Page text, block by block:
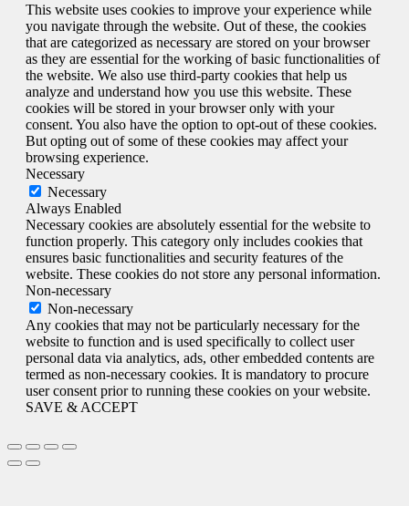
This website uses cookies to improve your experience while
you navigate through the website. Out of these, the cookies
that are categorized as necessary are stored on your browser
as they are essential for the working of basic functionalities of
the website. We also use third-party cookies that help us
analyze and understand how you use this website. These
cookies will be stored in your browser only with your
consent. You also have the option to opt-out of these cookies.
But opting out of some of these cookies may affect your
browsing experience.
Necessary
Necessary
Always Enabled
Necessary cookies are absolutely essential for the website to
function properly. This category only includes cookies that
ensures basic functionalities and security features of the
website. These cookies do not store any personal information.
Non-necessary
Non-necessary
Any cookies that may not be particularly necessary for the
website to function and is used specifically to collect user
personal data via analytics, ads, other embedded contents are
termed as non-necessary cookies. It is mandatory to procure
user consent prior to running these cookies on your website.
SAVE & ACCEPT